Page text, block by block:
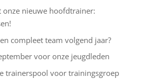
onze nieuwe hoofdtrainer:
compleet team volgend jaar?
voor onze jeugdleden
trainerspool voor trainingsgroep